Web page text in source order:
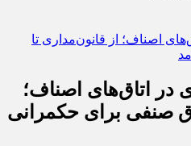
در اتاق‌های اصناف؛
صنفی برای حکمرانی